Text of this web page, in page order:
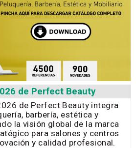
de Perfect Beauty
de Perfect Beauty integra
barbería, estética y
la visión global de la marca
para salones y centros
y calidad profesional.